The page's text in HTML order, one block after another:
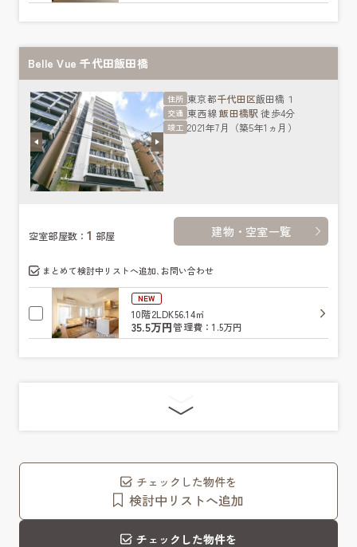
Belle Vue 千代田飯田橋
住所 東京都千代田区飯田橋１
交通 東西線飯田橋駅 徒歩4分
竣工 2021年7月（築5年1ヵ月）
空室部屋数：1 部屋 建物・空室一覧
まとめて検討中リストへ追加､お問い合わせ
NEW
10階2LDK56.14㎡
35.5万円管理費：1.5万円
チェックした物件を
検討中リストへ追加
チェックした物件を